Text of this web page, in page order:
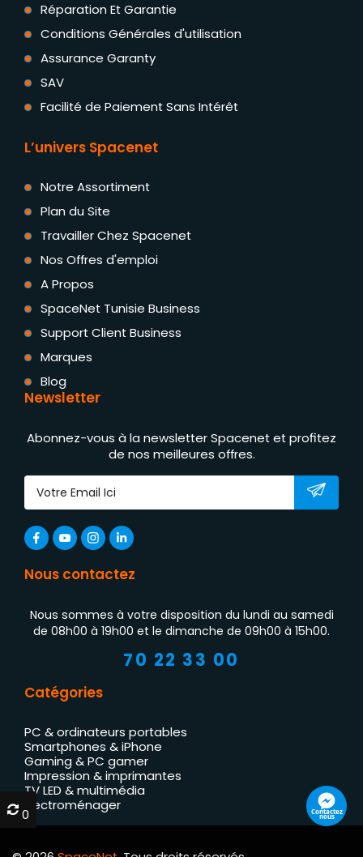
Réparation Et Garantie
Conditions Générales d'utilisation
Assurance Garanty
SAV
Facilité de Paiement Sans Intérêt
L’univers Spacenet
Notre Assortiment
Plan du Site
Travailler Chez Spacenet
Nos Offres d'emploi
A Propos
SpaceNet Tunisie Business
Support Client Business
Marques
Blog
Newsletter
Abonnez-vous à la newsletter Spacenet et profitez
de nos meilleures offres.
Nous contactez
Nous sommes à votre disposition du lundi au samedi
de 08h00 à 19h00 et le dimanche de 09h00 à 15h00.
70 22 33 00
Catégories
PC & ordinateurs portables
Smartphones & iPhone
Gaming & PC gamer
Impression & imprimantes
TV LED & multimédia
Électroménager
Contactez
nous
0
0